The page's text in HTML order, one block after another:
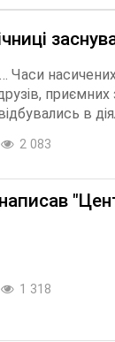
Часи
в
2 083
1 318